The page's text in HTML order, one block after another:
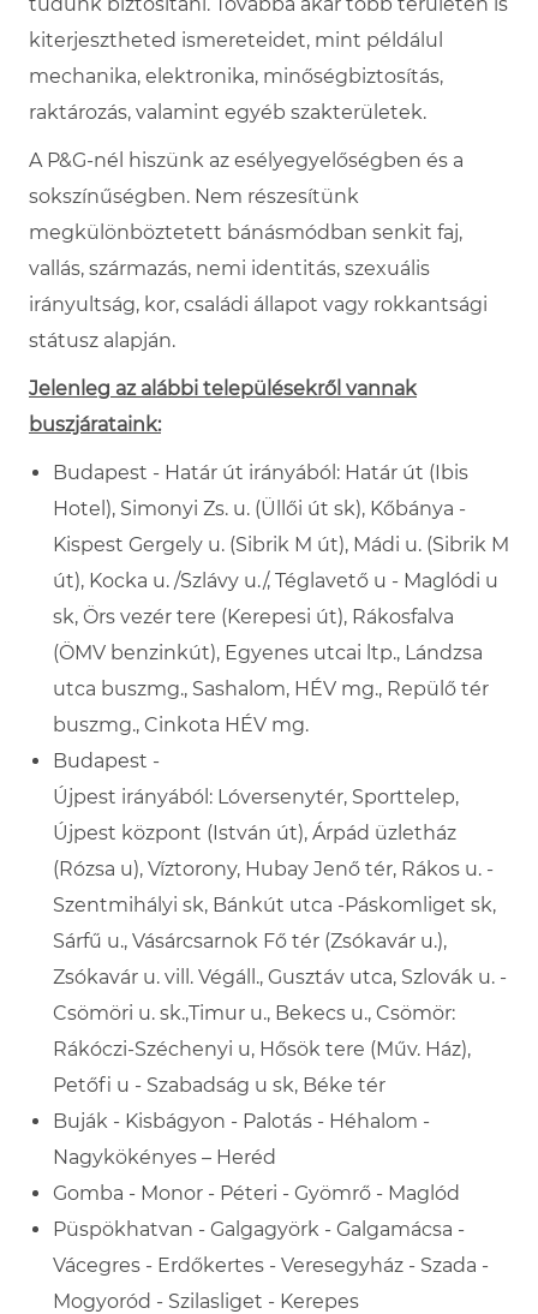
kiterjesztheted ismereteidet, mint példálul
mechanika, elektronika, minőségbiztosítás,
raktározás, valamint egyéb szakterületek.
A P&G-nél hiszünk az esélyegyelőségben és a
sokszínűségben. Nem részesítünk
megkülönböztetett bánásmódban senkit faj,
vallás, származás, nemi identitás, szexuális
irányultság, kor, családi állapot vagy rokkantsági
státusz alapján.
Jelenleg az alábbi településekről vannak
buszjárataink:
Budapest - Határ út irányából: Határ út (Ibis
Hotel), Simonyi Zs. u. (Üllői út sk), Kőbánya -
Kispest Gergely u. (Sibrik M út), Mádi u. (Sibrik M
út), Kocka u. /Szlávy u./, Téglavető u - Maglódi u
sk, Örs vezér tere (Kerepesi út), Rákosfalva
(ÖMV benzinkút), Egyenes utcai ltp., Lándzsa
utca buszmg., Sashalom, HÉV mg., Repülő tér
buszmg., Cinkota HÉV mg.
Budapest -
Újpest irányából: Lóversenytér, Sporttelep,
Újpest központ (István út), Árpád üzletház
(Rózsa u), Víztorony, Hubay Jenő tér, Rákos u. -
Szentmihályi sk, Bánkút utca -Páskomliget sk,
Sárfű u., Vásárcsarnok Fő tér (Zsókavár u.),
Zsókavár u. vill. Végáll., Gusztáv utca, Szlovák u. -
Csömöri u. sk.,Timur u., Bekecs u., Csömör:
Rákóczi-Széchenyi u, Hősök tere (Műv. Ház),
Petőfi u - Szabadság u sk, Béke tér
Buják - Kisbágyon - Palotás - Héhalom -
Nagykökényes – Heréd
Gomba - Monor - Péteri - Gyömrő - Maglód
Püspökhatvan - Galgagyörk - Galgamácsa -
Vácegres - Erdőkertes - Veresegyház - Szada -
Mogyoród - Szilasliget - Kerepes